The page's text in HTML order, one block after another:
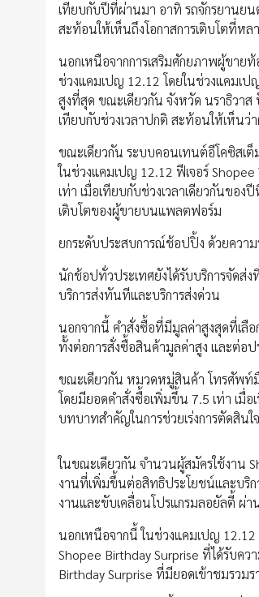
เทียบกับปีที่ผ่านมา อาทิ รถจักรยานยน
สะท้อนให้เห็นถึงโอกาสการเติบโตที่
นอกเหนือจากการเสริมศักยภาพผู้ขาย
ช่วงแคมเปญ 12.12 โดยในช่วงแคมเ
สูงที่สุด ขณะเดียวกัน จังหวัด นราธิวา
เทียบกับช่วงเวลาปกติ สะท้อนให้เห็น
ขณะเดียวกัน ระบบคอนเทนต์อีโคซิสเ
ในช่วงแคมเปญ 12.12 ฟีเจอร์
เท่า เมื่อเทียบกับช่วงเวลาเดียวกันข
เติบโตของผู้ขายบนแพลตฟอร์ม
ยกระดับประสบการณ์ช้อปปิ้ง ด้วยควา
นักช้อปทั่วประเทศยังได้รับบริการจัดส่
บริการส่งทันทีและบริการส่งด่วน
นอกจากนี้ คำสั่งซื้อที่มีมูลค่าสูงสุดที่เลื
ทั้งต่อการสั่งซื้อสินค้ามูลค่าสูง และต่อ
ขณะเดียวกัน หมวดหมู่สินค้า โทรศัพท์
โดยมียอดคำสั่งซื้อเพิ่มขึ้น 7.5 เท่า เมื่
บทบาทสำคัญในการช่วยเร่งการตัดสินใ
ในขณะเดียวกัน จำนวนผู้สมัครใช้งาน
งานที่เพิ่มขึ้นต่อสิทธิประโยชน์และบริก
งานและขับเคลื่อนโปรแกรมลอยัลตี้ ผ่
นอกเหนือจากนี้ ในช่วงแคมเปญ
Shopee Birthday Surprise ที่ได้รับค
Birthday Surprise ที่มียอดเข้าชมรว